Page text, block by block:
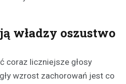
władzy oszustwo
coraz liczniejsze głosy
wzrost zachorowań jest co